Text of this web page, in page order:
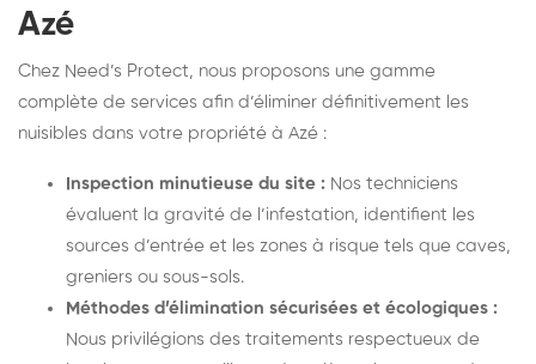
Azé
Chez Need’s Protect, nous proposons une gamme
complète de services afin d’éliminer définitivement les
nuisibles dans votre propriété à Azé :
Inspection minutieuse du site : Nos techniciens
évaluent la gravité de l’infestation, identifient les
sources d’entrée et les zones à risque tels que caves,
greniers ou sous-sols.
Méthodes d’élimination sécurisées et écologiques :
Nous privilégions des traitements respectueux de